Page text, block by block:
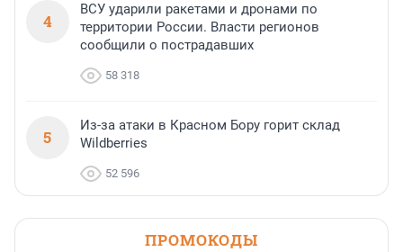
4
ВСУ ударили ракетами и дронами по
территории России. Власти регионов
сообщили о пострадавших
58 318
5
Из-за атаки в Красном Бору горит склад
Wildberries
52 596
ПРОМОКОДЫ